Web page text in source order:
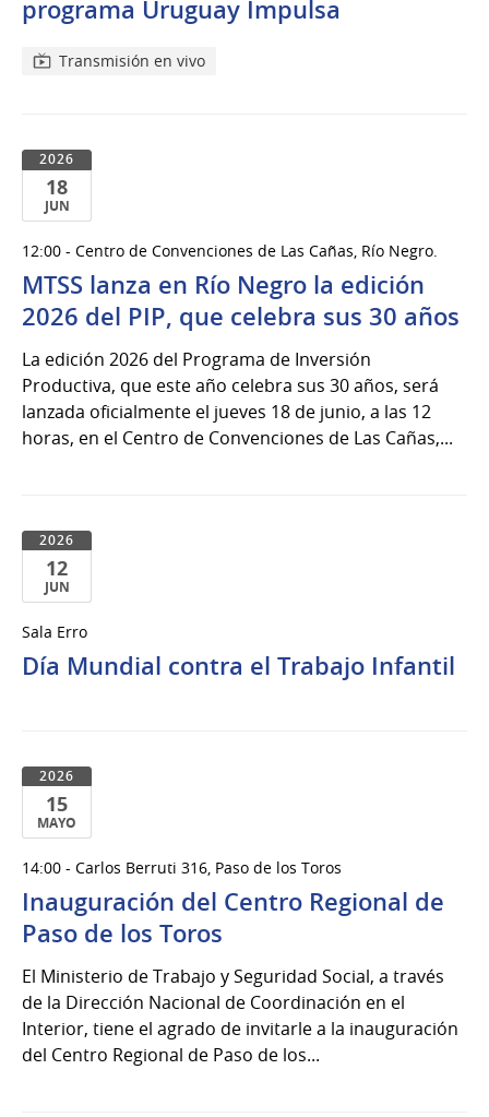
del
2026
programa Uruguay Impulsa
Transmisión en vivo
2026
18
JUN
de
Jun
del
12:00 - Centro de Convenciones de Las Cañas, Río Negro.
MTSS lanza en Río Negro la edición
2026 del PIP, que celebra sus 30 años
La edición 2026 del Programa de Inversión
Productiva, que este año celebra sus 30 años, será
lanzada oficialmente el jueves 18 de junio, a las 12
horas, en el Centro de Convenciones de Las Cañas,...
2026
12
JUN
de
Jun
Sala Erro
Día Mundial contra el Trabajo Infantil
2026
15
MAYO
de
Mayo
del
14:00 - Carlos Berruti 316, Paso de los Toros
Inauguración del Centro Regional de
Paso de los Toros
El Ministerio de Trabajo y Seguridad Social, a través
de la Dirección Nacional de Coordinación en el
Interior, tiene el agrado de invitarle a la inauguración
del Centro Regional de Paso de los...